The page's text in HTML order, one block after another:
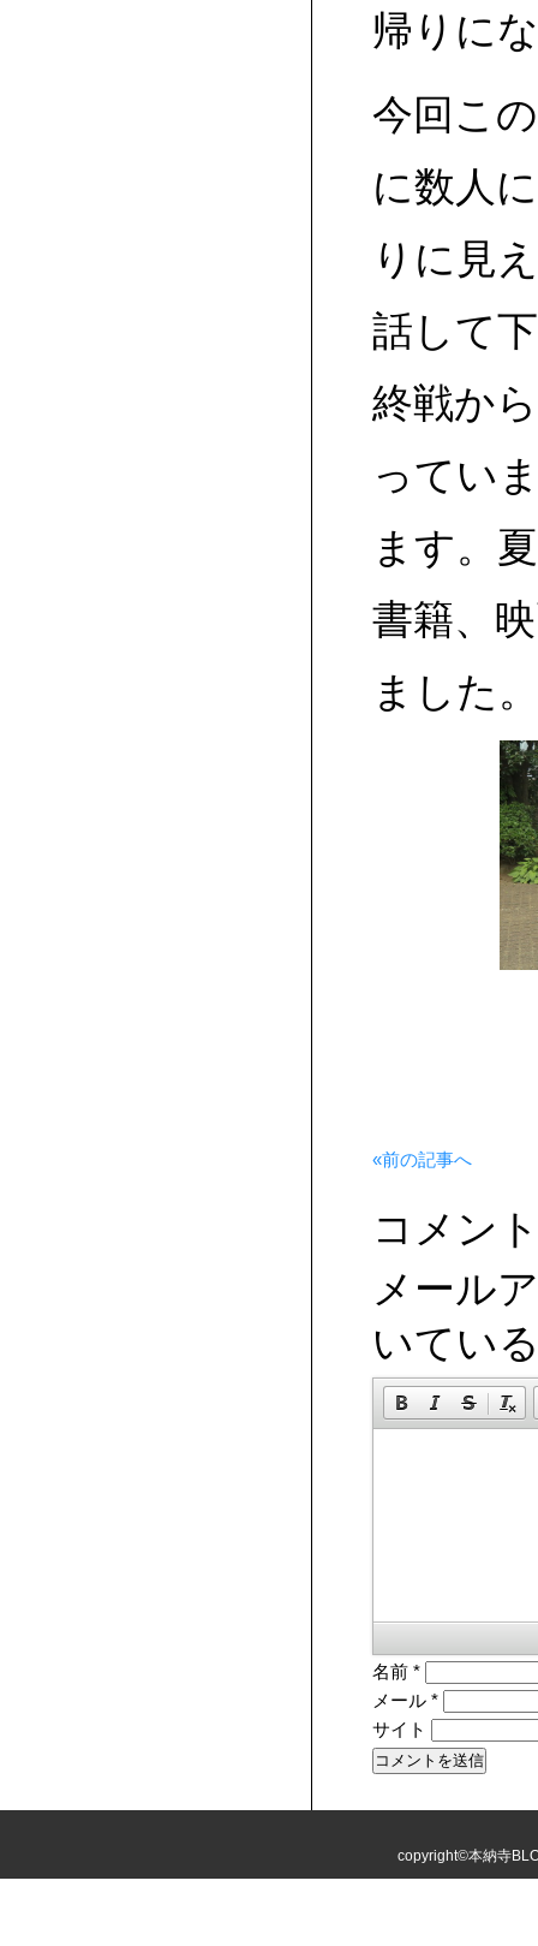
帰りに
今回こ
に数人
りに見
話して
終戦か
ってい
ます。
書籍、
ました。
«前の記事へ
コメン
メール
いてい
名前 *
メール *
サイト
copyright©本納寺